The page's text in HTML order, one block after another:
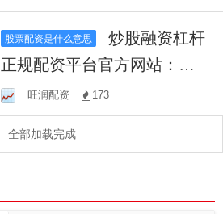
值！
股票配资是什么意思
炒股融资杠杆
正规配资平台官方网站：安
全可靠，专业服务！
旺润配资 173
全部加载完成